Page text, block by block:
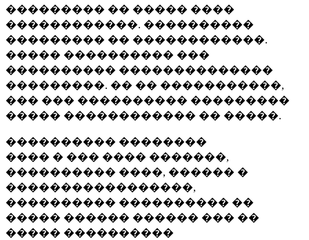
��������� �� ����� ����
������������. ����������
��������� �� ������������.
����� ���������� ���
���������� ��������������
���������. �� �� �����������,
��� ��� ���������� ���������
����� ������������ �� �����.
���������� ��������
���� � ��� ���� �������,
���������� ����, ������ �
�����������������,
���������� ���������� ��
����� ������ ������ ��� ��
����� ����������